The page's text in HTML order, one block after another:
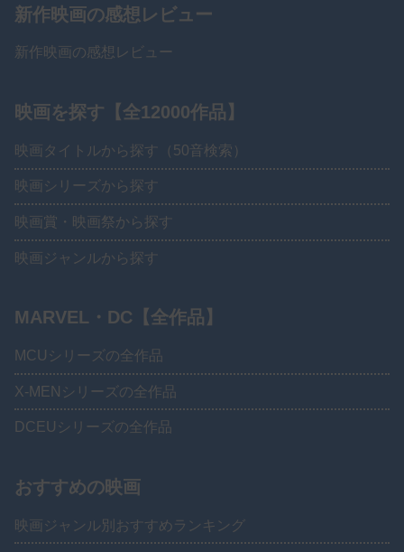
新作映画の感想レビュー
新作映画の感想レビュー
映画を探す【全12000作品】
映画タイトルから探す（50音検索）
映画シリーズから探す
映画賞・映画祭から探す
映画ジャンルから探す
MARVEL・DC【全作品】
MCUシリーズの全作品
X-MENシリーズの全作品
DCEUシリーズの全作品
おすすめの映画
映画ジャンル別おすすめランキング